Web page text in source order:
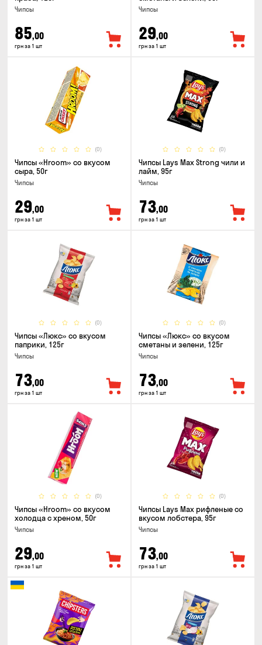
Чипсы
85,00
грн за 1 шт
Чипсы
29,00
грн за 1 шт
(0)
Чипсы «Hroom» со вкусом
сыра, 50г
Чипсы
29,00
грн за 1 шт
(0)
Чипсы Lays Max Strong чили и
лайм, 95г
Чипсы
73,00
грн за 1 шт
(0)
Чипсы «Люкс» со вкусом
паприки, 125г
Чипсы
73,00
грн за 1 шт
(0)
Чипсы «Люкс» со вкусом
сметаны и зелени, 125г
Чипсы
73,00
грн за 1 шт
(0)
Чипсы «Hroom» со вкусом
холодца с хреном, 50г
Чипсы
29,00
грн за 1 шт
(0)
Чипсы Lays Max рифленые со
вкусом лобстера, 95г
Чипсы
73,00
грн за 1 шт